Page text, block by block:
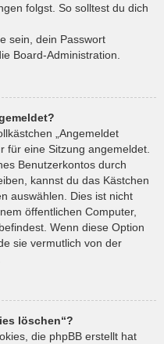
folgst. So solltest du dich
sein, dein Passwort
Board-Administration.
„Angemeldet
für eine Sitzung angemeldet.
Benutzerkontos durch
kannst du das Kästchen
auswählen. Dies ist nicht
öffentlichen Computer,
Wenn diese Option
sie vermutlich von der
löschen“?
die phpBB erstellt hat